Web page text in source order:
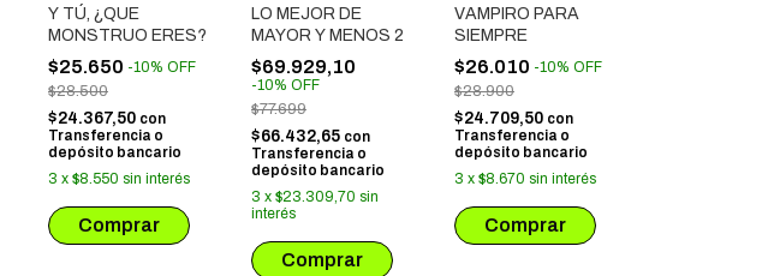
Y TÚ, ¿QUE
MONSTRUO ERES?
$25.650 -10% OFF
$28.500
$24.367,50 con
Transferencia o
depósito bancario
3 x $8.550 sin interés
LO MEJOR DE
MAYOR Y MENOS 2
$69.929,10
-10% OFF
$77.699
$66.432,65 con
Transferencia o
depósito bancario
3 x $23.309,70 sin
interés
VAMPIRO PARA
SIEMPRE
$26.010 -10% OFF
$28.900
$24.709,50 con
Transferencia o
depósito bancario
3 x $8.670 sin interés